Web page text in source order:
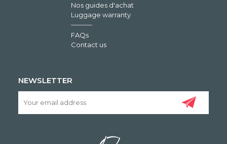
Nos guides d'achat
Luggage warranty
FAQs
Contact us
NEWSLETTER